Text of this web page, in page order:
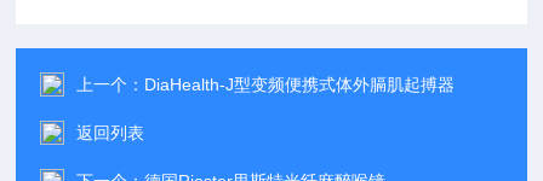
上一个： DiaHealth-J型变频便携式体外膈肌起搏器
返回列表